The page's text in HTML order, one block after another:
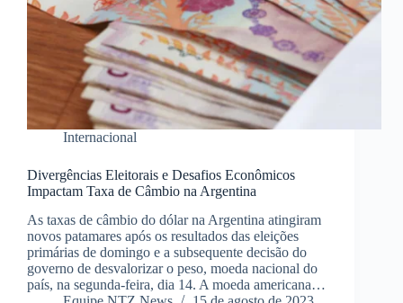
Internacional
Divergências Eleitorais e Desafios Econômicos
Impactam Taxa de Câmbio na Argentina
As taxas de câmbio do dólar na Argentina atingiram
novos patamares após os resultados das eleições
primárias de domingo e a subsequente decisão do
governo de desvalorizar o peso, moeda nacional do
país, na segunda-feira, dia 14. A moeda americana…